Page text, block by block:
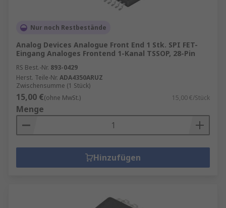
Nur noch Restbestände
Analog Devices Analogue Front End 1 Stk. SPI FET-
Eingang Analoges Frontend 1-Kanal TSSOP, 28-Pin
RS Best.-Nr. 893-0429
Herst. Teile-Nr. ADA4350ARUZ
Zwischensumme (1 Stück)
15,00 €(ohne MwSt.) 15,00 €/Stück
Menge
Hinzufügen